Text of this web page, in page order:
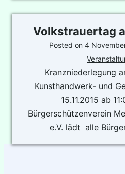
Volkstrauertag
Posted on 4
Kranzniederlegung
Kunsthandwerk- und
15.11.2015 ab
Bürgerschützenverein
e.V. lädt alle